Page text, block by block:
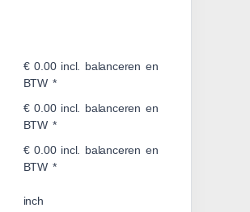
€ 0.00 incl. balanceren en
BTW *
€ 0.00 incl. balanceren en
BTW *
€ 0.00 incl. balanceren en
BTW *
inch